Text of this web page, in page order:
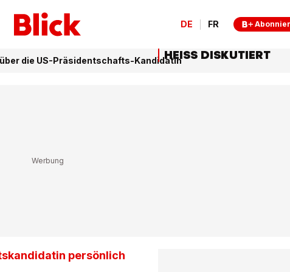
DE FR
die US-Präsidentschafts-Kandidatin
persönlich
HEISS DISKUTIERT